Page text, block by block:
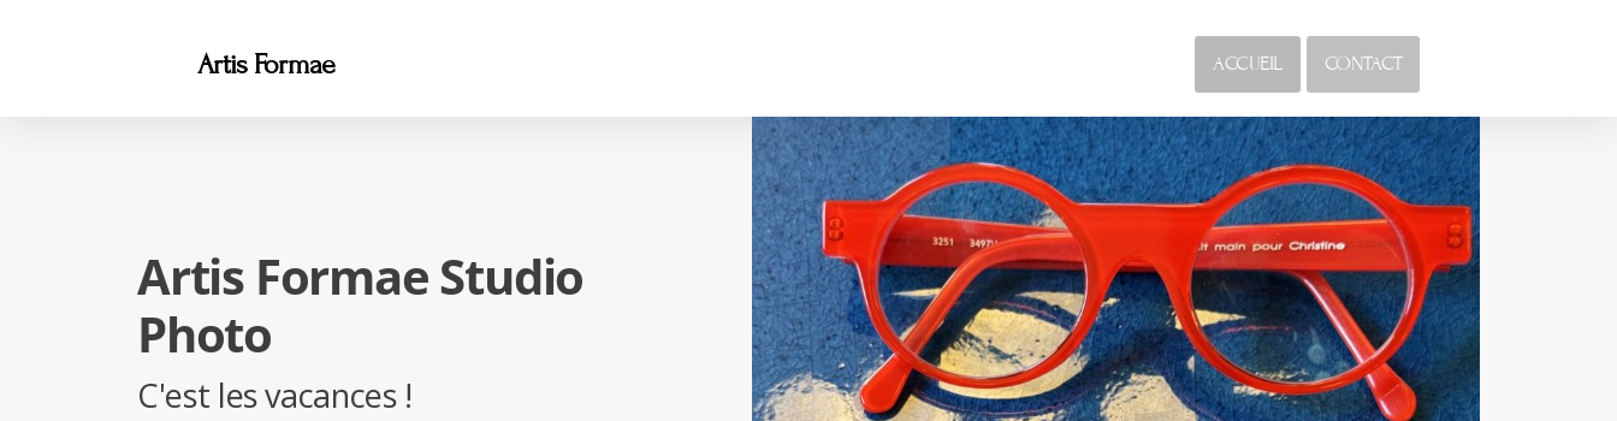
Artis Formae ACCUEIL CONTACT
Artis Formae Studio
Photo
C'est les vacances !